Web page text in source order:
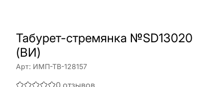
Табурет-стремянка №SD13020
(ВИ)
Арт: ИМП-ТВ-128157
0 отзывов